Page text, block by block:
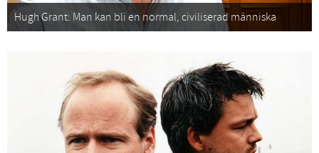
Hugh Grant: Man kan bli en normal, civiliserad människa